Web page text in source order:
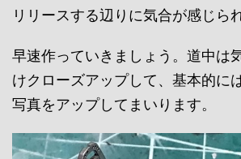
リリースする辺りに気合が感じら
早速作っていきましょう。道中は
けクローズアップして、基本的に
写真をアップしてまいります。